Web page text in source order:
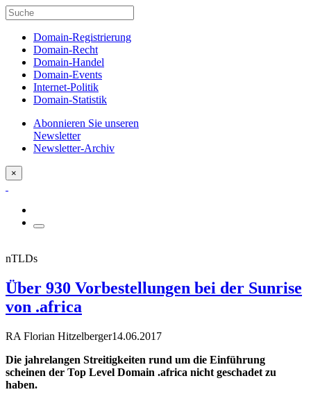
Domain-Registrierung
Domain-Recht
Domain-Handel
Domain-Events
Internet-Politik
Domain-Statistik
Abonnieren Sie unseren
Newsletter
Newsletter-Archiv
×
nTLDs
Über 930 Vorbestellungen bei der Sunrise
von .africa
RA Florian Hitzelberger14.06.2017
Die jahrelangen Streitigkeiten rund um die Einführung
scheinen der Top Level Domain .africa nicht geschadet zu
haben.